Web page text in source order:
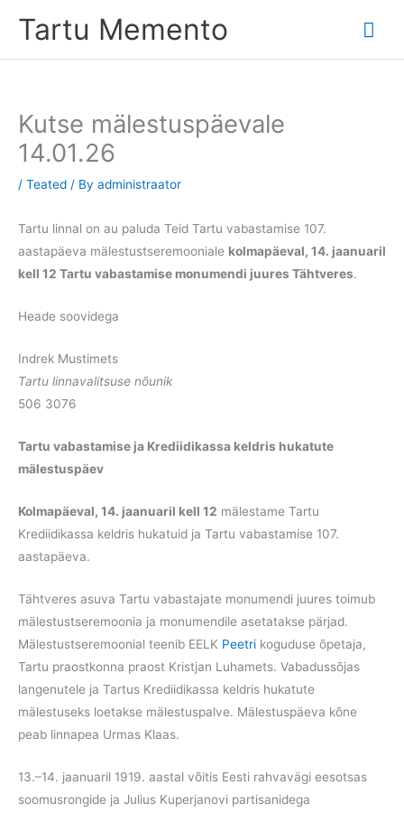
Tartu Memento
Kutse mälestuspäevale
14.01.26
/ Teated / By administraator
Tartu linnal on au paluda Teid Tartu vabastamise 107.
aastapäeva mälestustseremooniale kolmapäeval, 14. jaanuaril
kell 12 Tartu vabastamise monumendi juures Tähtveres.
Heade soovidega
Indrek Mustimets
Tartu linnavalitsuse nõunik
506 3076
Tartu vabastamise ja Krediidikassa keldris hukatute
mälestuspäev
Kolmapäeval, 14. jaanuaril kell 12 mälestame Tartu
Krediidikassa keldris hukatuid ja Tartu vabastamise 107.
aastapäeva.
Tähtveres asuva Tartu vabastajate monumendi juures toimub
mälestustseremoonia ja monumendile asetatakse pärjad.
Mälestustseremoonial teenib EELK Peetri koguduse õpetaja,
Tartu praostkonna praost Kristjan Luhamets. Vabadussõjas
langenutele ja Tartus Krediidikassa keldris hukatute
mälestuseks loetakse mälestuspalve. Mälestuspäeva kõne
peab linnapea Urmas Klaas.
13.–14. jaanuaril 1919. aastal võitis Eesti rahvavägi eesotsas
soomusrongide ja Julius Kuperjanovi partisanidega